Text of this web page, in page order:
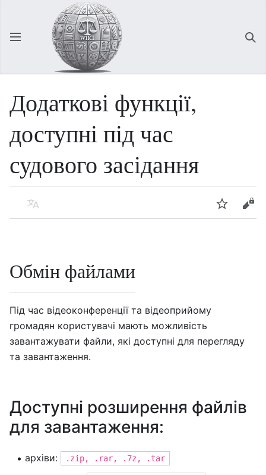
Відкрити головне меню
Додаткові функції,
доступні під час
судового засідання
Мова Спостерігати Редагувати
Обмін файлами
Під час відеоконференції та відеоприйому
громадян користувачі мають можливість
завантажувати файли, які доступні для перегляду
та завантаження.
Доступні розширення файлів
для завантаження:
архіви: .zip, .rar, .7z, .tar